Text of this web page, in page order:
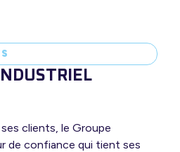
clients, le Groupe
de confiance qui tient ses